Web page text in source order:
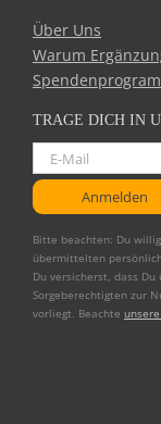
Über Uns
Warum
TRAGE DICH IN
Bitte beachten: Du
übermittelten
Du versicherst, dass
Sorgeberechtigten zur
vorliegt. Beachte